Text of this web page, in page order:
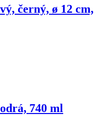
černý, ø 12 cm,
740 ml